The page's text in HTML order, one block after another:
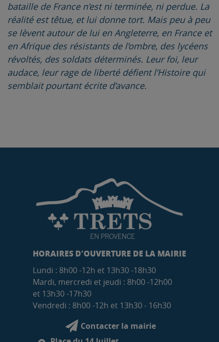
bataille de France n’est ni terminée, ni perdue. La
réalité est têtue, et lui donne tort. Mais peu à peu
se lèvent autour de lui en Angleterre, en France et
en Afrique des résistants de l’ombre, des lycéens
révoltés, des soldats déterminés. Leur foi, leur
audace, leur rage de liberté défient l’Histoire qui
semblait pourtant écrite d’avance.
HORAIRES D'OUVERTURE DE LA MAIRIE
Lundi : 8h00 -12h et 13h30 -18h30
Mardi, mercredi et jeudi : 8h00 -12h00
et 13h30 -17h30
Vendredi : 8h00 -12h et 13h30 - 16h30
Contacter la mairie